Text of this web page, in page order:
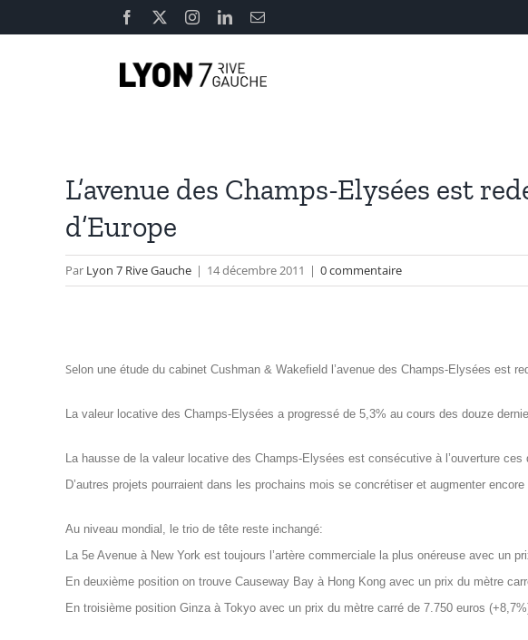
au
Facebook InstagramLinkedInEmail
L’avenue des Champs-Elysées est
d’Europe
Par Lyon 7 Rive Gauche | 14 décembre 2011 | 0 commentaire
Se lon une étude du cabinet Cushman & Wakefield l’avenue des Champs-Elysées est
La valeur locative des Champs-Elysées a progressé de 5,3% au cours des douze
La hausse de la valeur locative des Champs-Elysées est consécutive à l’ouverture
D’autres projets pourraient dans les prochains mois se concrétiser et augmenter
Au niveau mondial, le trio de tête reste inchangé:
La 5e Avenue à New York est toujours l’artère commerciale la plus onéreuse avec un
En deuxième position on trouve Causeway Bay à Hong Kong avec un prix du mètre
En troisième position Ginza à Tokyo avec un prix du mètre carré de 7.750 euros